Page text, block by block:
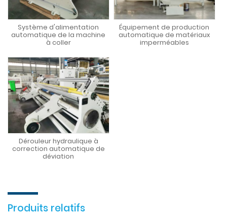
Système d'alimentation
automatique de la machine
à coller
Équipement de production
automatique de matériaux
imperméables
Dérouleur hydraulique à
correction automatique de
déviation
Produits relatifs